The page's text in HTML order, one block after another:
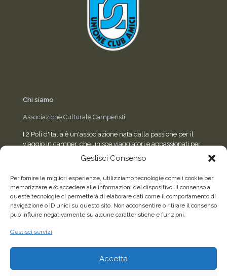
Gestisci Consenso
Per fornire le migliori esperienze, utilizziamo tecnologie come i cookie per
memorizzare e/o accedere alle informazioni del dispositivo. Il consenso a
queste tecnologie ci permetterà di elaborare dati come il comportamento di
navigazione o ID unici su questo sito. Non acconsentire o ritirare il consenso
può influire negativamente su alcune caratteristiche e funzioni.
Gestisci servizi
Accetta
Chi siamo
Associazione Culturale Camperisti
I 2 Poli d'Italia è un'associazione nata dalla passione per il
viaggio in camper, che unisce viaggiatori e appassionati per
Seguici sui social
Facebook
WhatsApp
2026©Tutti i diritti riservati - Associazione Culturale